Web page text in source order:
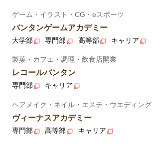
ゲーム・イラスト・CG・eスポーツ
バンタンゲームアカデミー
大学部 専門部 高等部 キャリア
製菓・カフェ・調理・飲食店開業
レコールバンタン
専門部 キャリア
ヘアメイク・ネイル・エステ・ウエディング
ヴィーナスアカデミー
専門部 高等部 キャリア